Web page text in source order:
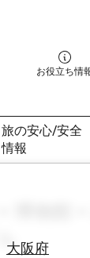
お役立ち情
旅の安心/安全
情報
大阪府
× 博物館